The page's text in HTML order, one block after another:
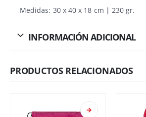
Medidas: 30 x 40 x 18 cm | 230 gr.
INFORMACIÓN ADICIONAL
PRODUCTOS RELACIONADOS